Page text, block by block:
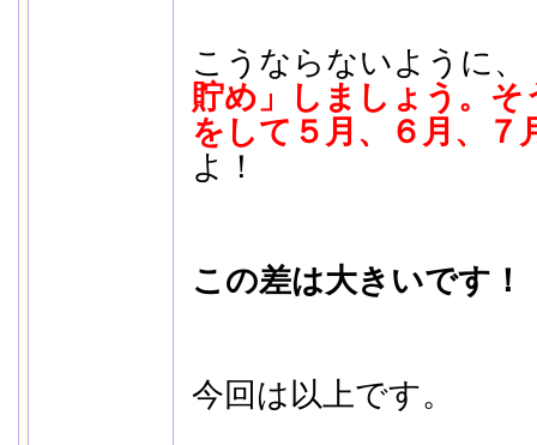
こうならないように、
貯め」しましょう。
をして５月、６月、７
よ！
この差は大きいです！
今回は以上です。